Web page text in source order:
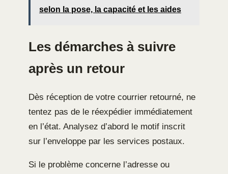
selon la pose, la capacité et les aides
Les démarches à suivre
après un retour
Dès réception de votre courrier retourné, ne
tentez pas de le réexpédier immédiatement
en l’état. Analysez d’abord le motif inscrit
sur l’enveloppe par les services postaux.
Si le problème concerne l’adresse ou